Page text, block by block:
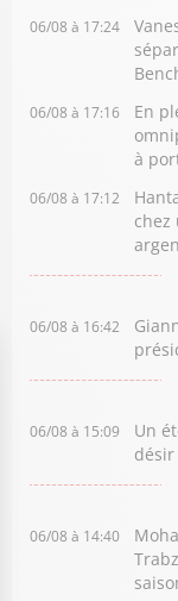
06/08 à 17:24
06/08 à 17:16
En
à
06/08 à 17:12
chez
06/08 à 16:42
06/08 à 15:09
Un
désir
06/08 à 14:40